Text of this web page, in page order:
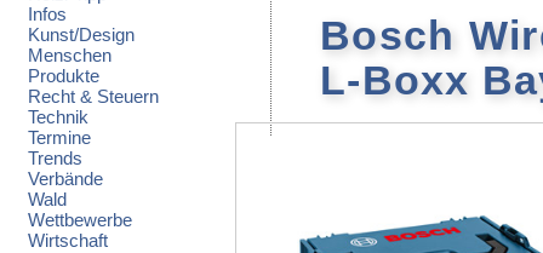
Infos
Kunst/Design
Menschen
Produkte
Recht & Steuern
Technik
Termine
Trends
Verbände
Wald
Wettbewerbe
Wirtschaft
Bosch
L-Boxx